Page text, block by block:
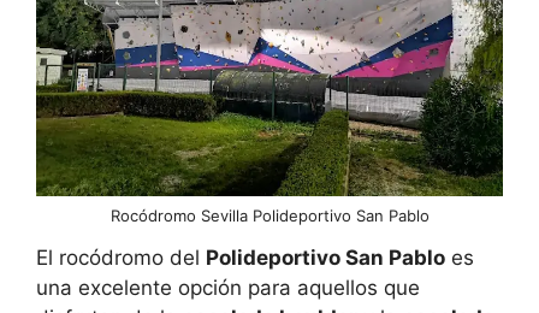
Rocódromo Sevilla Polideportivo San Pablo
El rocódromo del Polideportivo San Pablo es
una excelente opción para aquellos que